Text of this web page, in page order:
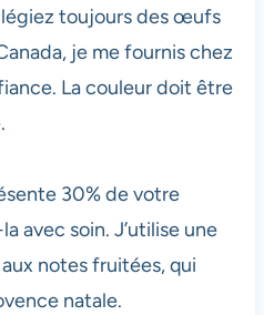
toujours des œufs
je me fournis chez
La couleur doit être
30% de votre
avec soin. J’utilise une
notes fruitées, qui
natale.